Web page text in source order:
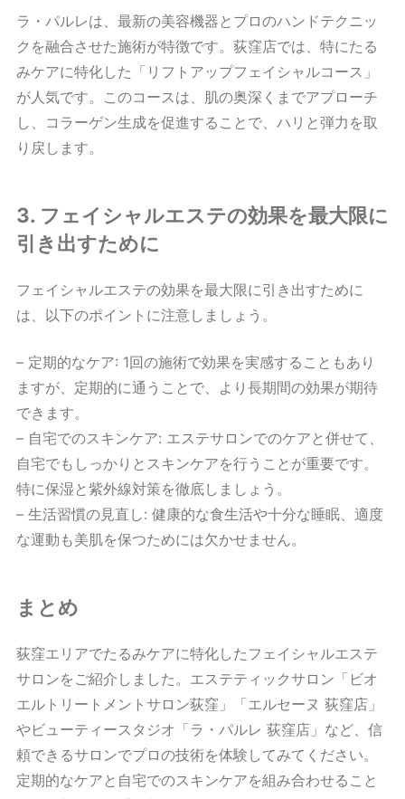
ラ・パルレは、最新の美容機器とプロのハンドテクニッ
クを融合させた施術が特徴です。荻窪店では、特にたる
みケアに特化した「リフトアップフェイシャルコース」
が人気です。このコースは、肌の奥深くまでアプローチ
し、コラーゲン生成を促進することで、ハリと弾力を取
り戻します。
3. フェイシャルエステの効果を最大限に
引き出すために
フェイシャルエステの効果を最大限に引き出すために
は、以下のポイントに注意しましょう。
– 定期的なケア: 1回の施術で効果を実感することもあり
ますが、定期的に通うことで、より長期間の効果が期待
できます。
– 自宅でのスキンケア: エステサロンでのケアと併せて、
自宅でもしっかりとスキンケアを行うことが重要です。
特に保湿と紫外線対策を徹底しましょう。
– 生活習慣の見直し: 健康的な食生活や十分な睡眠、適度
な運動も美肌を保つためには欠かせません。
まとめ
荻窪エリアでたるみケアに特化したフェイシャルエステ
サロンをご紹介しました。エステティックサロン「ビオ
エルトリートメントサロン荻窪」「エルセーヌ 荻窪店」
やビューティースタジオ「ラ・パルレ 荻窪店」など、信
頼できるサロンでプロの技術を体験してみてください。
定期的なケアと自宅でのスキンケアを組み合わせること